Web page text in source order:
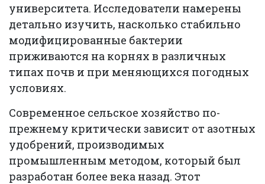
университета. Исследователи намерены
детально изучить, насколько стабильно
модифицированные бактерии
приживаются на корнях в различных
типах почв и при меняющихся погодных
условиях.
Современное сельское хозяйство по-
прежнему критически зависит от азотных
удобрений, производимых
промышленным методом, который был
разработан более века назад. Этот